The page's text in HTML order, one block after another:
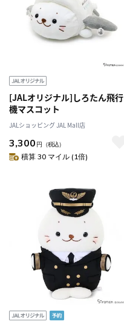
[JALオリジナル]しろたん飛行
機マスコット
JALショッピング JAL Mall店
3,300 円 （税込）
積算 30 マイル (1倍)